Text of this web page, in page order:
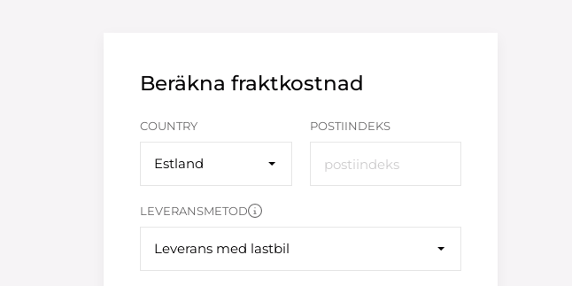
Beräkna fraktkostnad
COUNTRY
Estland
POSTIINDEKS
LEVERANSMETOD
Leverans med lastbil